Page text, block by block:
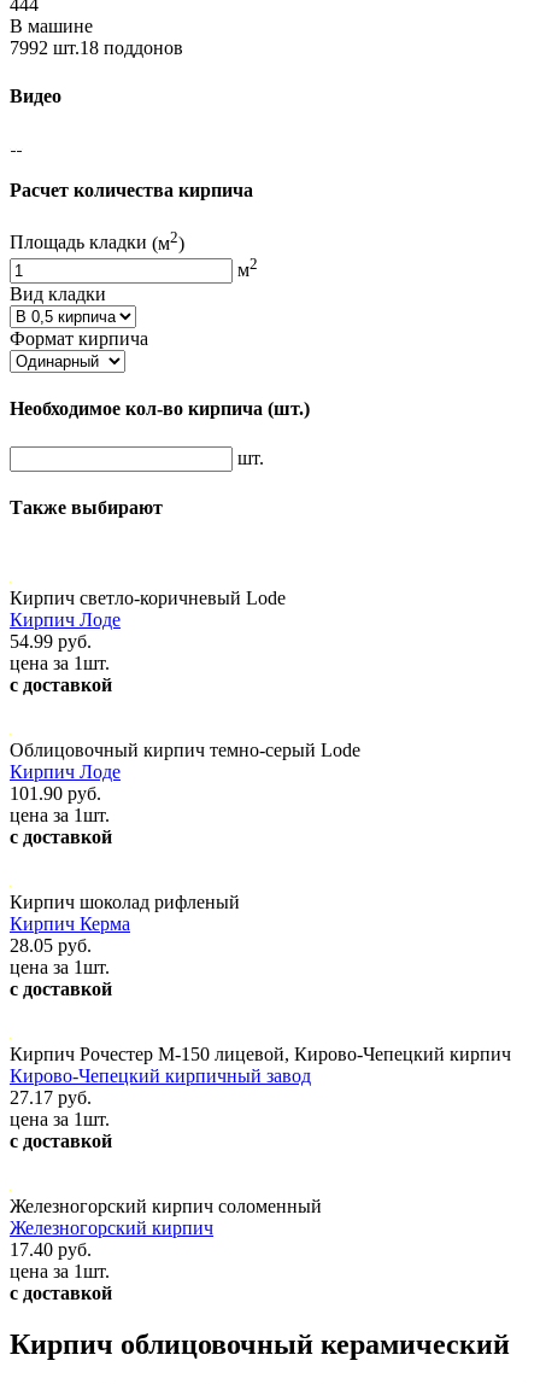
444
В машине
7992 шт.18 поддонов
Видео
Расчет количества кирпича
Площадь кладки (м2)
м2
Вид кладки
Формат кирпича
Необходимое кол-во кирпича (шт.)
шт.
Также выбирают
Кирпич светло-коричневый Lode
Кирпич Лоде
54.99 руб.
цена за 1шт.
с доставкой
Облицовочный кирпич темно-серый Lode
Кирпич Лоде
101.90 руб.
цена за 1шт.
с доставкой
Кирпич шоколад рифленый
Кирпич Керма
28.05 руб.
цена за 1шт.
с доставкой
Кирпич Рочестер М-150 лицевой, Кирово-Чепецкий кирпич
Кирово-Чепецкий кирпичный завод
27.17 руб.
цена за 1шт.
с доставкой
Железногорский кирпич соломенный
Железногорский кирпич
17.40 руб.
цена за 1шт.
с доставкой
Кирпич облицовочный керамический